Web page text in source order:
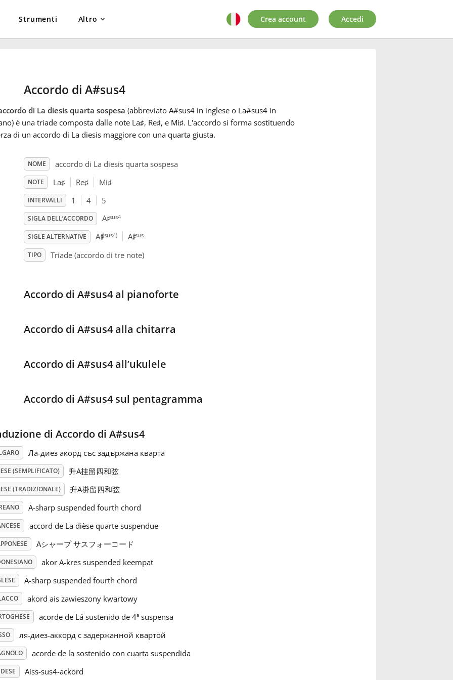
Strumenti Altro Crea account Accedi
Accordo di A#sus4
di La diesis quarta sospesa (abbreviato A#sus4 in inglese o La#sus4 in
è una triade composta dalle note La♯, Re♯, e Mi♯. L'accordo si forma sostituendo
di un accordo di La diesis maggiore con una quarta giusta.
NOME accordo di La diesis quarta sospesa
NOTE La♯ Re♯ Mi♯
INTERVALLI 1 4 5
SIGLA DELL’ACCORDO A♯sus4
SIGLE ALTERNATIVE A♯(sus4) A♯sus
TIPO Triade (accordo di tre note)
Accordo di A#sus4 al pianoforte
Accordo di A#sus4 alla chitarra
Accordo di A#sus4 all’ukulele
Accordo di A#sus4 sul pentagramma
di Accordo di A#sus4
Ла-диез акорд със задържана кварта
(SEMPLIFICATO) 升A挂留四和弦
(TRADIZIONALE) 升A掛留四和弦
A-sharp suspended fourth chord
accord de La dièse quarte suspendue
Aシャープ サスフォーコード
akor A-kres suspended keempat
A-sharp suspended fourth chord
akord ais zawieszony kwartowy
acorde de Lá sustenido de 4ª suspensa
ля-диез-аккорд с задержанной квартой
acorde de la sostenido con cuarta suspendida
Aiss-sus4-ackord